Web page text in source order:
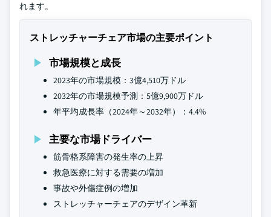
れます。
ストレッチャーチェア市場の主要ポイント
市場規模と成長
2023年の市場規模：3億4,510万ドル
2032年の市場規模予測：5億9,900万ドル
年平均成長率（2024年～2032年）：4.4%
主要な市場ドライバー
筋骨格系障害の発生率の上昇
救急医療に対する需要の増加
事故や外傷症例の増加
ストレッチャーチェアのデザイン革新